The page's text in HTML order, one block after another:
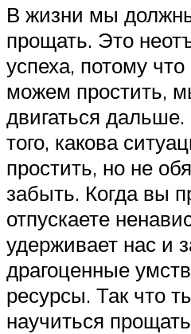
В жизни мы
прощать. Это
успеха, потому
можем простить,
двигаться
того, какова
простить, но не
забыть. Когда вы
отпускаете
удерживает нас и
драгоценные
ресурсы. Так что
научиться